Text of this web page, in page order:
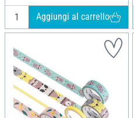
Aggiungi al carrello